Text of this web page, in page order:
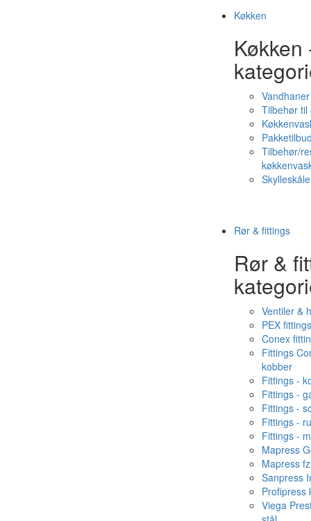
Køkken
Køkken
Vandhaner
Tilbehør
Tilbehør/
Rør & fittings
Rør &
Ventiler &
PEX fittings
Conex
Fittings
kobber
Fittings -
Fittings -
Fittings -
Fittings -
Fittings -
Mapress
Mapress fz
Sanpress
Profipress
Viega